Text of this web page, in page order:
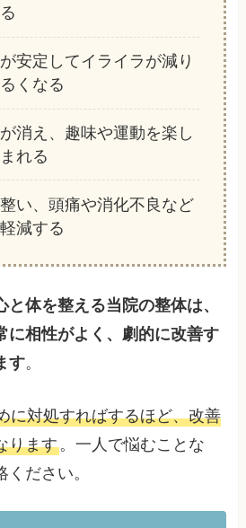
安定してイライラが減り
くなる
消え、趣味や運動を楽し
れる
い、頭痛や消化不良など
減する
と体を整える当院の整体は、
に相性がよく、劇的に改善す
す。
に対処すればするほど、改善
ります。一人で悩むことな
ください。